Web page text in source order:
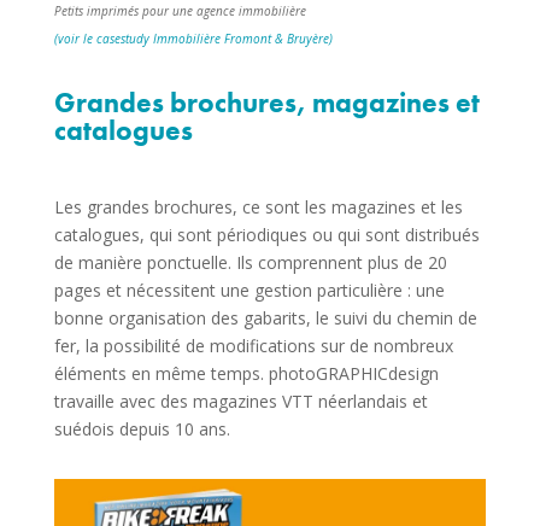
Petits imprimés pour une agence immobilière
(voir le casestudy Immobilière Fromont & Bruyère)
Grandes brochures, magazines et
catalogues
Les grandes brochures, ce sont les magazines et les
catalogues, qui sont périodiques ou qui sont distribués
de manière ponctuelle. Ils comprennent plus de 20
pages et nécessitent une gestion particulière : une
bonne organisation des gabarits, le suivi du chemin de
fer, la possibilité de modifications sur de nombreux
éléments en même temps. photoGRAPHICdesign
travaille avec des magazines VTT néerlandais et
suédois depuis 10 ans.